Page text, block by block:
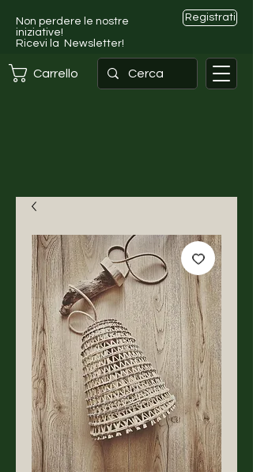
Non perdere le nostre
iniziative!
Ricevi la Newsletter!
Registrati
Carrello